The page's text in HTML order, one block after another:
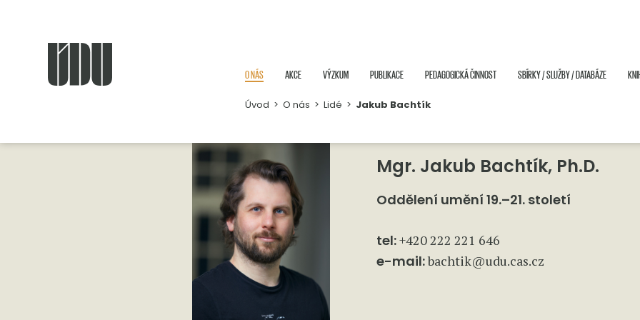
O NÁS AKCE VÝZKUM PUBLIKACE PEDAGOGICKÁ ČINNOST SBÍRKY / SLUŽBY / DATABÁZE
Úvod > O nás > Lidé > Jakub Bachtík
Mgr. Jakub Bachtík, Ph.D.
Oddělení umění 19.–21. století
tel:+420 222 221 646
e-mail:bachtik@udu.cas.cz